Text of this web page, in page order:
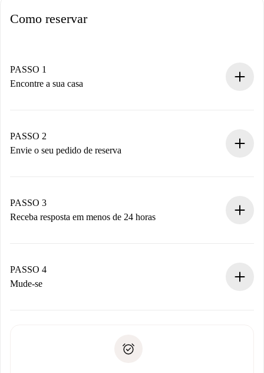
Como reservar
PASSO 1
Encontre a sua casa
Você tem todas as informações necessárias
antecipadamente.
PASSO 2
Envie o seu pedido de reserva
Não cobramos nada até que o proprietário confirme.
PASSO 3
Receba resposta em menos de 24 horas
proprietário.
Se recusada: não cobraremos nada e ofereceremos
Débito direto bancário
PASSO 4
Mude-se
não comunicar nenhum problema.